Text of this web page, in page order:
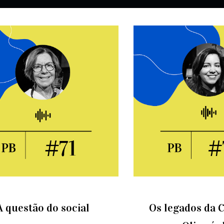
questão do social
Os legados da